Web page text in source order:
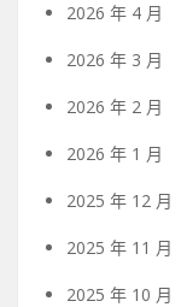
2026 年 4 月
2026 年 3 月
2026 年 2 月
2026 年 1 月
2025 年 12 月
2025 年 11 月
2025 年 10 月